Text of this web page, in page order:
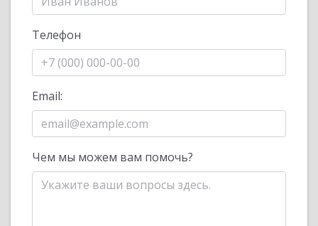
Телефон
Email:
Чем мы можем вам помочь?